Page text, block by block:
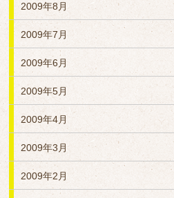
2009年8月
2009年7月
2009年6月
2009年5月
2009年4月
2009年3月
2009年2月